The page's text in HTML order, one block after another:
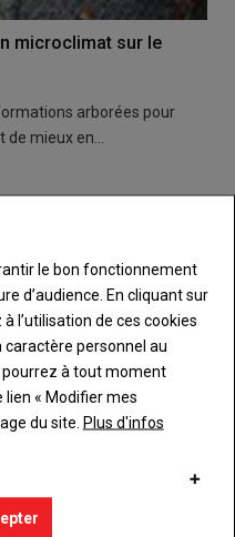
microclimat sur le
arborées pour
mieux en…
s'invite à Terre en Fête
: la chèvrerie de la
jours »
le bon fonctionnement
d’audience. En cliquant sur
l’utilisation de ces cookies
personnel au
à tout moment
lien « Modifier mes
du site. Plus d'infos